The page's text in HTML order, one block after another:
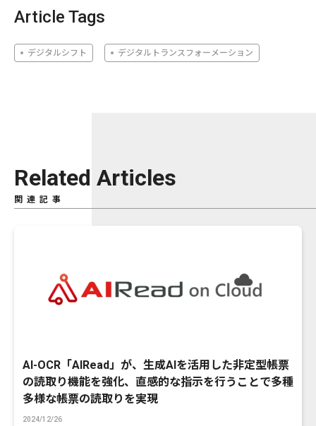
Article Tags
デジタルシフト デジタルトランスフォーメーション
Related Articles
関連記事
AI-OCR「AIRead」が、生成AIを活用した非定型帳票
の読取り機能を強化、直感的な指示を行うことで多種
多様な帳票の読取りを実現
2024/12/26